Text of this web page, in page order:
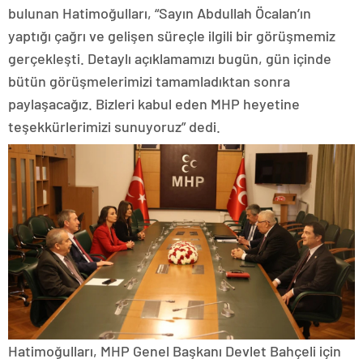
bulunan Hatimoğulları, “Sayın Abdullah Öcalan’ın
yaptığı çağrı ve gelişen süreçle ilgili bir görüşmemiz
gerçekleşti. Detaylı açıklamamızı bugün, gün içinde
bütün görüşmelerimizi tamamladıktan sonra
paylaşacağız. Bizleri kabul eden MHP heyetine
teşekkürlerimizi sunuyoruz” dedi.
Hatimoğulları, MHP Genel Başkanı Devlet Bahçeli için